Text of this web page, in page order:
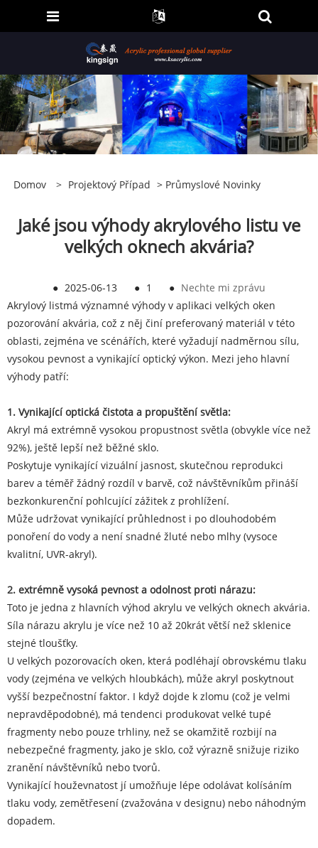
Domov > Projektový Případ > Průmyslové Novinky
Jaké jsou výhody akrylového listu ve
velkých oknech akvária?
● 2025-06-13 ● 1 ● Nechte mi zprávu
Akrylový listmá významné výhody v aplikaci velkých oken
pozorování akvária, což z něj činí preferovaný materiál v této
oblasti, zejména ve scénářích, které vyžadují nadměrnou sílu,
vysokou pevnost a vynikající optický výkon. Mezi jeho hlavní
výhody patří:
1. Vynikající optická čistota a propuštění světla:
Akryl má extrémně vysokou propustnost světla (obvykle více než
92%), ještě lepší než běžné sklo.
Poskytuje vynikající vizuální jasnost, skutečnou reprodukci
barev a téměř žádný rozdíl v barvě, což návštěvníkům přináší
bezkonkurenční pohlcující zážitek z prohlížení.
Může udržovat vynikající průhlednost i po dlouhodobém
ponoření do vody a není snadné žluté nebo mlhy (vysoce
kvalitní, UVR-akryl).
2. extrémně vysoká pevnost a odolnost proti nárazu:
Toto je jedna z hlavních výhod akrylu ve velkých oknech akvária.
Síla nárazu akrylu je více než 10 až 20krát větší než sklenice
stejné tloušťky.
U velkých pozorovacích oken, která podléhají obrovskému tlaku
vody (zejména ve velkých hloubkách), může akryl poskytnout
vyšší bezpečnostní faktor. I když dojde k zlomu (což je velmi
nepravděpodobné), má tendenci produkovat velké tupé
fragmenty nebo pouze trhliny, než se okamžitě rozbijí na
nebezpečné fragmenty, jako je sklo, což výrazně snižuje riziko
zranění návštěvníků nebo tvorů.
Vynikající houževnatost jí umožňuje lépe odolávat kolísáním
tlaku vody, zemětřesení (zvažována v designu) nebo náhodným
dopadem.